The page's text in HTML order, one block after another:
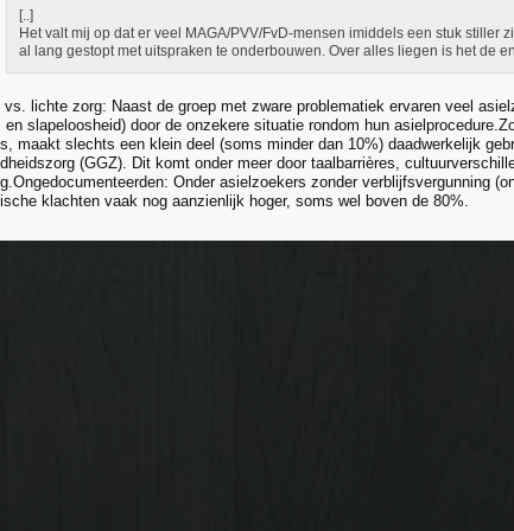
[..]
Het valt mij op dat er veel MAGA/PVV/FvD-mensen imiddels een stuk stiller
al lang gestopt met uitspraken te onderbouwen. Over alles liegen is het de
vs. lichte zorg: Naast de groep met zware problematiek ervaren veel
en slapeloosheid) door de onzekere situatie rondom hun
maakt slechts een klein deel (soms minder dan 10%) daadwerkelijk
(GGZ). Dit komt onder meer door taalbarrières,
Onder asielzoekers zonder verblijfsvergunning
klachten vaak nog aanzienlijk hoger, soms wel boven de 80%.